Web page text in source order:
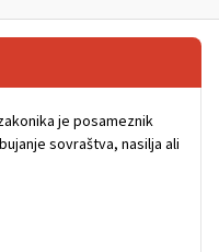
je posameznik
sovraštva, nasilja ali